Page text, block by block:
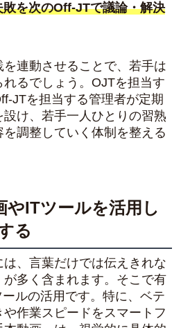
を次のOff-JTで議論・解決
連動させることで、若手は
るでしょう。OJTを担当す
JTを担当する管理者が定期
け、若手一人ひとりの習熟
調整していく体制を整える
やITツールを活用し
る
、言葉だけでは伝えきれな
多く含まれます。そこで有
ルの活用です。特に、ベテ
作業スピードをスマートフ